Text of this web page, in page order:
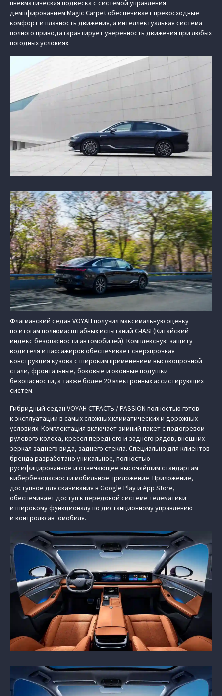
пневматическая подвеска с системой управления
демпфированием Magic Carpet обеспечивает превосходные
комфорт и плавность движения, а интеллектуальная система
полного привода гарантирует уверенность движения при любых
погодных условиях.
Флагманский седан VOYAH получил максимальную оценку
по итогам полномасштабных испытаний C-IASI (Китайский
индекс безопасности автомобилей). Комплексную защиту
водителя и пассажиров обеспечивает сверхпрочная
конструкция кузова с широким применением высокопрочной
стали, фронтальные, боковые и оконные подушки
безопасности, а также более 20 электронных ассистирующих
систем.
Гибридный седан VOYAH СТРАСТЬ / PASSION полностью готов
к эксплуатации в самых сложных климатических и дорожных
условиях. Комплектация включает зимний пакет с подогревом
рулевого колеса, кресел переднего и заднего рядов, внешних
зеркал заднего вида, заднего стекла. Специально для клиентов
бренда разработано уникальное, полностью
русифицированное и отвечающее высочайшим стандартам
кибербезопасности мобильное приложение. Приложение,
доступное для скачивания в Google Play и App Store,
обеспечивает доступ к передовой системе телематики
и широкому функционалу по дистанционному управлению
и контролю автомобиля.